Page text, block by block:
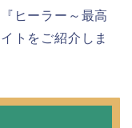
ヒーラー～最高
トをご紹介しま